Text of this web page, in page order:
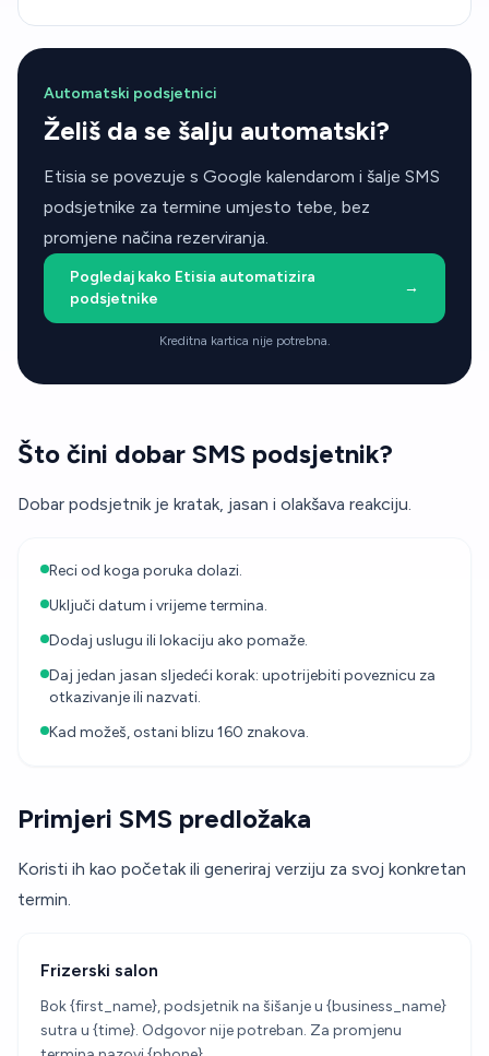
Automatski podsjetnici
Želiš da se šalju automatski?
Etisia se povezuje s Google kalendarom i šalje SMS
podsjetnike za termine umjesto tebe, bez
promjene načina rezerviranja.
Pogledaj kako Etisia automatizira
podsjetnike
→
Kreditna kartica nije potrebna.
Što čini dobar SMS podsjetnik?
Dobar podsjetnik je kratak, jasan i olakšava reakciju.
Reci od koga poruka dolazi.
Uključi datum i vrijeme termina.
Dodaj uslugu ili lokaciju ako pomaže.
Daj jedan jasan sljedeći korak: upotrijebiti poveznicu za
otkazivanje ili nazvati.
Kad možeš, ostani blizu 160 znakova.
Primjeri SMS predložaka
Koristi ih kao početak ili generiraj verziju za svoj konkretan
termin.
Frizerski salon
Bok {first_name}, podsjetnik na šišanje u {business_name}
sutra u {time}. Odgovor nije potreban. Za promjenu